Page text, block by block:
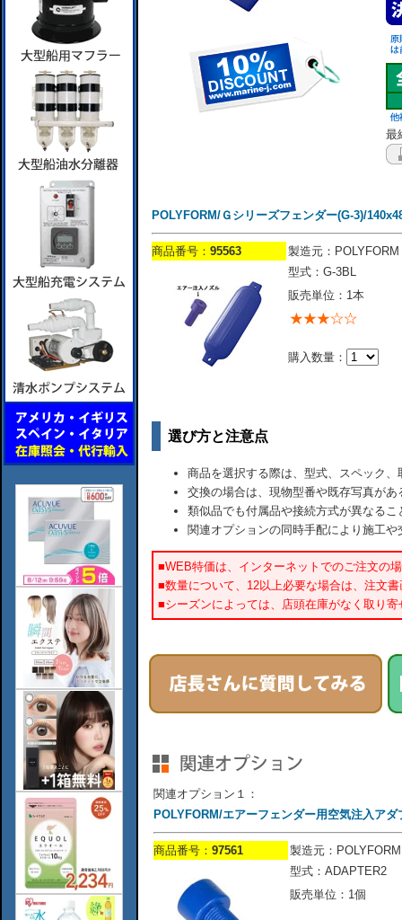
最
POLYFORM/Ｇシリーズフェンダー(G-3)/
商品番号： 95563
製造元：POLYFORM
型式：G-3BL
販売単位：1本
購入数量：
選び方と注意点
商品を選択する際は、型式、スペック
交換の場合は、現物型番や既存写真が
類似品でも付属品や接続方式が異なるこ
関連オプションの同時手配により施工
■WEB特価は、インターネットでのご注文の
■数量について、12以上必要な場合は、注文
■シーズンによっては、店頭在庫がなく取り
関連オプション１：
POLYFORM/エアーフェンダー用空気注入アダ
商品番号： 97561
製造元：POLYFORM
型式：ADAPTER2
販売単位：1個